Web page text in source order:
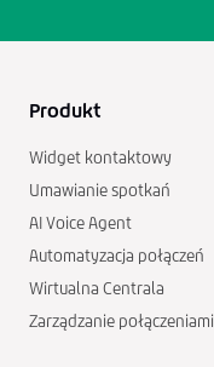
Produkt
Widget kontaktowy
Umawianie spotkań
AI Voice Agent
Automatyzacja połączeń
Wirtualna Centrala
Zarządzanie połączeniami